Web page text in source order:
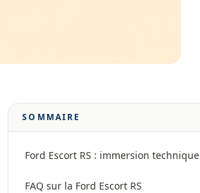
SOMMAIRE
Ford Escort RS : immersion technique
FAQ sur la Ford Escort RS